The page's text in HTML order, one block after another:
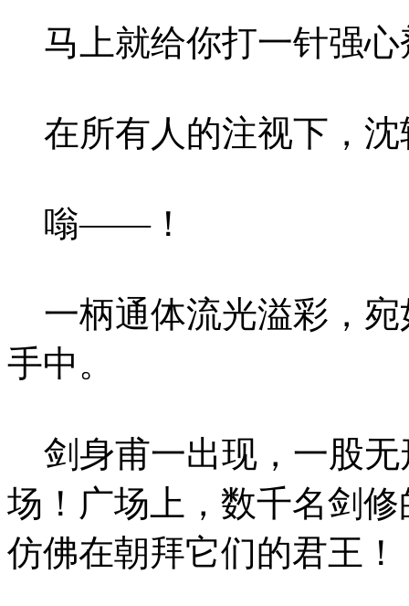
马上就给你打一针强心
在所有人的注视下，沈
嗡——！
一柄通体流光溢彩，宛
手中。
剑身甫一出现，一股无
场！广场上，数千名剑
仿佛在朝拜它们的君王！